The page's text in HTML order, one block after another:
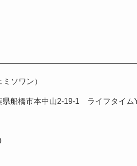
ソワン）
船橋市本中山2-19-1 ライフタイム